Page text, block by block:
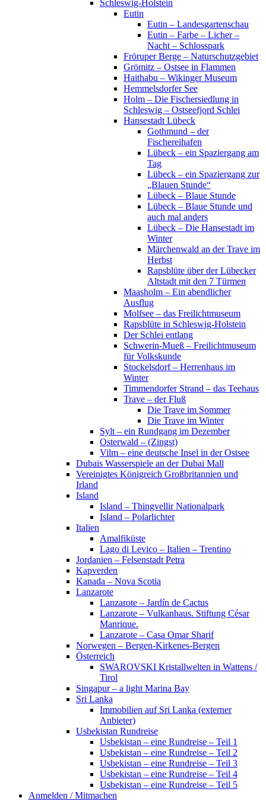
Schleswig-Holstein
Eutin
Eutin – Landesgartenschau
Eutin – Farbe – Licher –
Nacht – Schlosspark
Fröruper Berge – Naturschutzgebiet
Grömitz – Ostsee in Flammen
Haithabu – Wikinger Museum
Hemmelsdorfer See
Holm – Die Fischersiedlung in
Schleswig – Ostseefjord Schlei
Hansestadt Lübeck
Gothmund – der
Fischereihafen
Lübeck – ein Spaziergang am
Tag
Lübeck – ein Spaziergang zur
„Blauen Stunde“
Lübeck – Blaue Stunde
Lübeck – Blaue Stunde und
auch mal anders
Lübeck – Die Hansestadt im
Winter
Märchenwald an der Trave im
Herbst
Rapsblüte über der Lübecker
Altstadt mit den 7 Türmen
Maasholm – Ein abendlicher
Ausflug
Molfsee – das Freilichtmuseum
Rapsblüte in Schleswig-Holstein
Der Schlei entlang
Schwerin-Mueß – Freilichtmuseum
für Volkskunde
Stockelsdorf – Herrenhaus im
Winter
Timmendorfer Strand – das Teehaus
Trave – der Fluß
Die Trave im Sommer
Die Trave im Winter
Sylt – ein Rundgang im Dezember
Osterwald – (Zingst)
Vilm – eine deutsche Insel in der Ostsee
Dubais Wasserspiele an der Dubai Mall
Vereinigtes Königreich Großbritannien und
Irland
Island
Island – Thingvellir Nationalpark
Island – Polarlichter
Italien
Amalfiküste
Lago di Levico – Italien – Trentino
Jordanien – Felsenstadt Petra
Kapverden
Kanada – Nova Scotia
Lanzarote
Lanzarote – Jardín de Cactus
Lanzarote – Vulkanhaus. Stiftung César
Manrique.
Lanzarote – Casa Omar Sharif
Norwegen – Bergen-Kirkenes-Bergen
Österreich
SWAROVSKI Kristallwelten in Wattens /
Tirol
Singapur – a light Marina Bay
Sri Lanka
Immobilien auf Sri Lanka (externer
Anbieter)
Usbekistan Rundreise
Usbekistan – eine Rundreise – Teil 1
Usbekistan – eine Rundreise – Teil 2
Usbekistan – eine Rundreise – Teil 3
Usbekistan – eine Rundreise – Teil 4
Usbekistan – eine Rundreise – Teil 5
Anmelden / Mitmachen